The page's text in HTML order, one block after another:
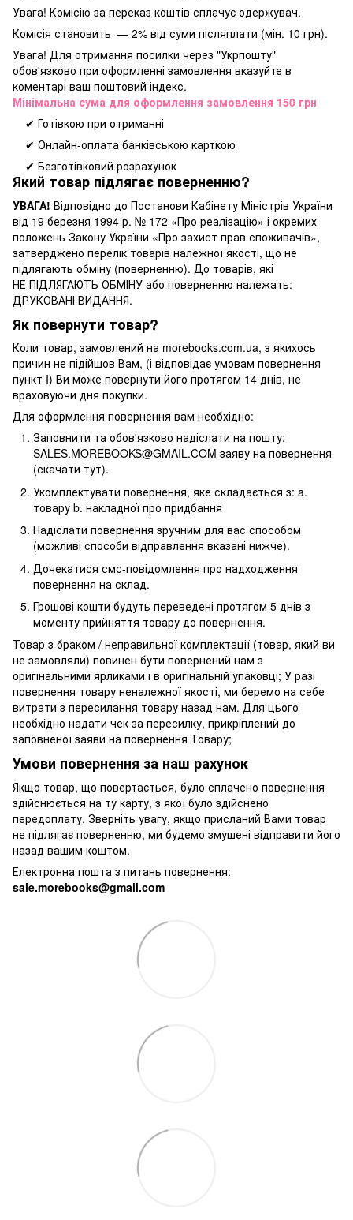
Увага! Комісію за переказ коштів сплачує одержувач.
Комісія становить — 2% від суми післяплати (мін. 10 грн).
Увага! Для отримання посилки через "Укрпошту"
обов'язково при оформленні замовлення вказуйте в
коментарі ваш поштовий індекс.
Мінімальна сума для оформлення замовлення 150 грн
✔ Готівкою при отриманні
✔ Онлайн-оплата банківською карткою
✔ Безготівковий розрахунок
Який товар підлягає поверненню?
УВАГА! Відповідно до Постанови Кабінету Міністрів України
від 19 березня 1994 р. № 172 «Про реалізацію» і окремих
положень Закону України «Про захист прав споживачів»,
затверджено перелік товарів належної якості, що не
підлягають обміну (поверненню). До товарів, які
НЕ ПІДЛЯГАЮТЬ ОБМІНУ або поверненню належать:
ДРУКОВАНІ ВИДАННЯ.
Як повернути товар?
Коли товар, замовлений на morebooks.com.ua, з якихось
причин не підійшов Вам, (і відповідає умовам повернення
пункт I) Ви може повернути його протягом 14 днів, не
враховуючи дня покупки.
Для оформлення повернення вам необхідно:
Заповнити та обов'язково надіслати на пошту:
SALES.MOREBOOKS@GMAIL.COM заяву на повернення
(скачати тут).
Укомплектувати повернення, яке складається з: a.
товару b. накладної про придбання
Надіслати повернення зручним для вас способом
(можливі способи відправлення вказані нижче).
Дочекатися смс-повідомлення про надходження
повернення на склад.
Грошові кошти будуть переведені протягом 5 днів з
моменту прийняття товару до повернення.
Товар з браком / неправильної комплектації (товар, який ви
не замовляли) повинен бути повернений нам з
оригінальними ярликами і в оригінальній упаковці; У разі
повернення товару неналежної якості, ми беремо на себе
витрати з пересилання товару назад нам. Для цього
необхідно надати чек за пересилку, прикріплений до
заповненої заяви на повернення Товару;
Умови повернення за наш рахунок
Якщо товар, що повертається, було сплачено повернення
здійснюється на ту карту, з якої було здійснено
передоплату. Зверніть увагу, якщо присланий Вами товар
не підлягає поверненню, ми будемо змушені відправити його
назад вашим коштом.
Електронна пошта з питань повернення:
sale.morebooks@gmail.com